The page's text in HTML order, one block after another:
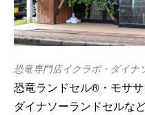
恐竜専門店イクラボ・ダイナ
恐竜ランドセル®・モサ
ダイナソーランドセルな